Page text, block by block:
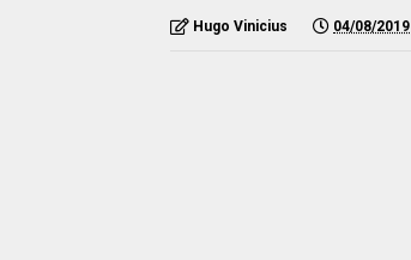
Hugo Vinicius 04/08/2019